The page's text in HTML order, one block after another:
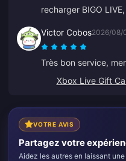
recharger BIGO
équipe toujours
fois-ci à ZY.
Victor Cobos2026/08/
Très bon service,
Xbox Live Gift
VOTRE AVIS
Partagez votre
Aidez les autres en laissant